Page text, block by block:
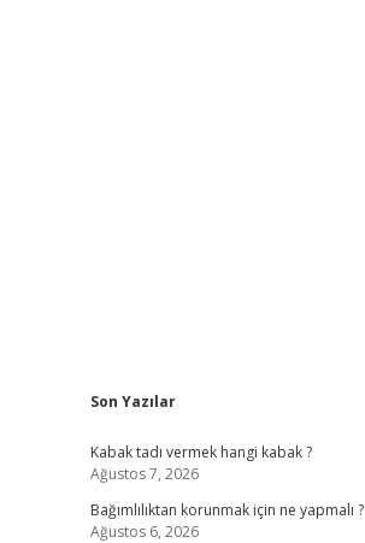
Sidebar
Son Yazılar
Kabak tadı vermek hangi kabak ?
Ağustos 7, 2026
Bağımlılıktan korunmak için ne yapmalı ?
Ağustos 6, 2026